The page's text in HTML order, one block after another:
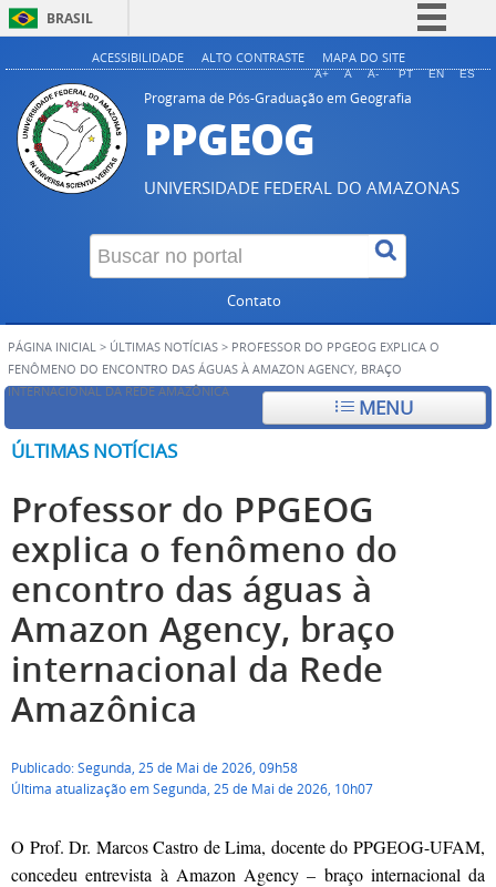
BRASIL
Simplifique!
Comunica BR
Acesso à informação
Legislação
Canais
ACESSIBILIDADE ALTO CONTRASTE MAPA DO SITE
A+ A A- PT EN ES
Programa de Pós-Graduação em Geografia
PPGEOG
UNIVERSIDADE FEDERAL DO AMAZONAS
Contato
PÁGINA INICIAL > ÚLTIMAS NOTÍCIAS > PROFESSOR DO PPGEOG EXPLICA O
FENÔMENO DO ENCONTRO DAS ÁGUAS À AMAZON AGENCY, BRAÇO
INTERNACIONAL DA REDE AMAZÔNICA
MENU
ÚLTIMAS NOTÍCIAS
Professor do PPGEOG
explica o fenômeno do
encontro das águas à
Amazon Agency, braço
internacional da Rede
Amazônica
Publicado: Segunda, 25 de Mai de 2026, 09h58
Última atualização em Segunda, 25 de Mai de 2026, 10h07
O Prof. Dr. Marcos Castro de Lima, docente do PPGEOG-UFAM,
concedeu entrevista à Amazon Agency – braço internacional da